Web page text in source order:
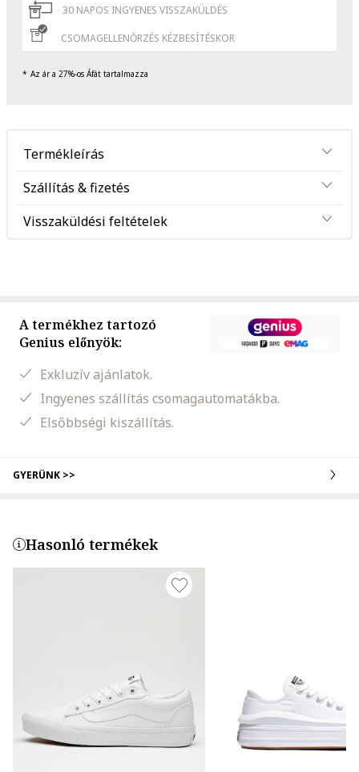
30 NAPOS INGYENES VISSZAKÜLDÉS
CSOMAGELLENŐRZÉS KÉZBESÍTÉSKOR
Az ár a 27%-os Áfát tartalmazza
Termékleírás
Szállítás & fizetés
Visszaküldési feltételek
A termékhez tartozó
Genius előnyök:
Exkluzív ajánlatok.
Ingyenes szállítás csomagautomatákba.
Elsőbbségi kiszállítás.
GYERÜNK >>
Hasonló termékek